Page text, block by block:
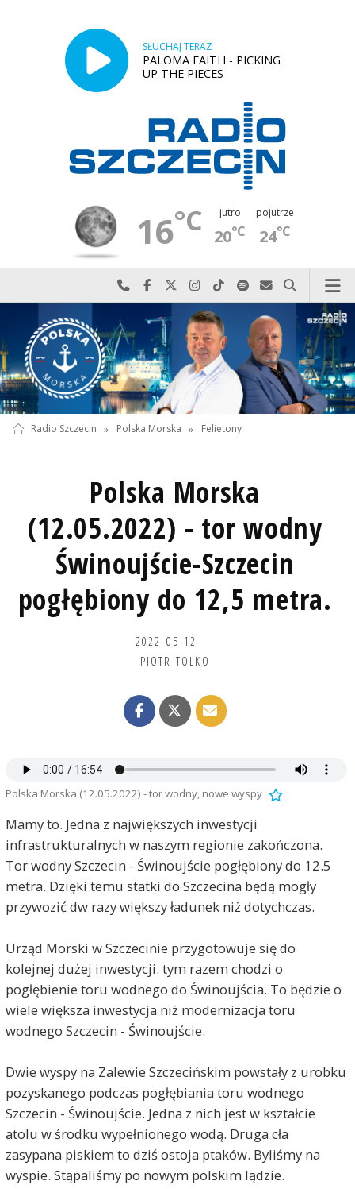
SŁUCHAJ TERAZ
PALOMA FAITH - PICKING
UP THE PIECES
16°C jutro
20°C
pojutrze
24°C
Najlepiej po prostu do nas zadzwoń
Odwiedź nas na Facebook-u
Odwiedź nas na X
Odwiedź nas na Instagram-ie
Odwiedź nas na TikTok-u
Szukaj nas na Spotify
Wyślij do nas
Szukaj
Radio Szczecin » Polska Morska » Felietony
Polska Morska
(12.05.2022) - tor wodny
Świnoujście-Szczecin
pogłębiony do 12,5 metra.
2022-05-12
PIOTR TOLKO
Polska Morska (12.05.2022) - tor wodny, nowe wyspy
Mamy to. Jedna z największych inwestycji
infrastrukturalnych w naszym regionie zakończona.
Tor wodny Szczecin - Świnoujście pogłębiony do 12.5
metra. Dzięki temu statki do Szczecina będą mogły
przywozić dw razy większy ładunek niż dotychczas.
Urząd Morski w Szczecinie przygotowuje się do
kolejnej dużej inwestycji. tym razem chodzi o
pogłębienie toru wodnego do Świnoujścia. To będzie o
wiele większa inwestycja niż modernizacja toru
wodnego Szczecin - Świnoujście.
Dwie wyspy na Zalewie Szczecińskim powstały z urobku
pozyskanego podczas pogłębiania toru wodnego
Szczecin - Świnoujście. Jedna z nich jest w kształcie
atolu w środku wypełnionego wodą. Druga cła
zasypana piskiem to dziś ostoja ptaków. Byliśmy na
wyspie. Stąpaliśmy po nowym polskim lądzie.